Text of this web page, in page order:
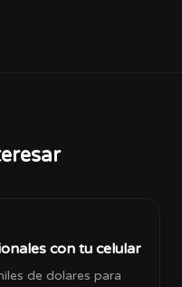
con tu celular
de dolares para